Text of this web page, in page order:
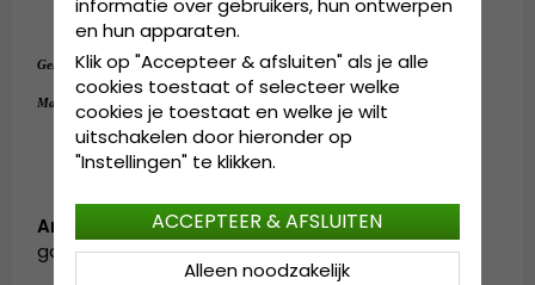
polyester, 10% wol
Gemaakt van: 90% polyester, 10% wol.
Maattabel: OSFA - 55-61 cm
Artikelnummer:
garda.flatcap.sowerby.grey
informatie over gebruikers, hun ontwerpen
en hun apparaten.
Klik op "Accepteer & afsluiten" als je alle
cookies toestaat of selecteer welke
cookies je toestaat en welke je wilt
uitschakelen door hieronder op
"Instellingen" te klikken.
Alleen noodzakelijk
ACCEPTEER & AFSLUITEN